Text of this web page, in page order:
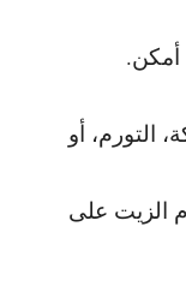
التورم، أو
الزيت على